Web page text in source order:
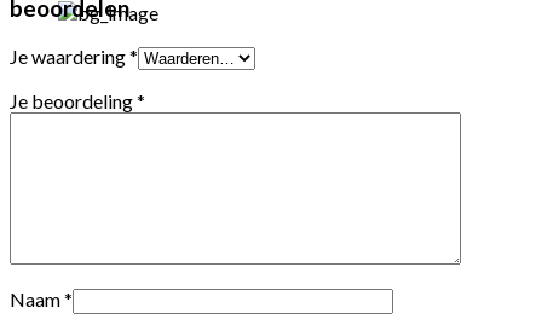
beoordelen
Je waardering*
Je beoordeling*
Naam*